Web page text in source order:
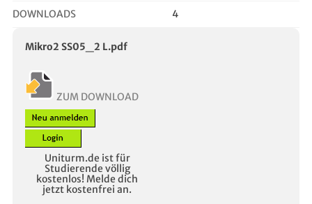
DOWNLOADS 4
Mikro2 SS05_2 L.pdf
ZUM DOWNLOAD
Uniturm.de ist für
Studierende völlig
kostenlos! Melde dich
jetzt kostenfrei an.